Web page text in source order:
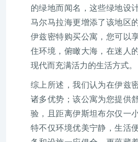
的绿地而闻名，这些绿地设
马尔马拉海更增添了该地区
伊兹密特购买公寓，您可以
住环境，俯瞰大海，在迷人
现代而充满活力的生活方式。
综上所述，我们认为在伊兹
诸多优势；该公寓为您提供
验，且距离伊斯坦布尔仅一
特不仅环境优美宁静，生活